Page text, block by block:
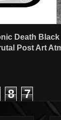
Death
Post Art
8 7